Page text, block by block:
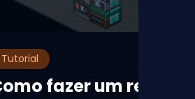
Tutorial
fazer um